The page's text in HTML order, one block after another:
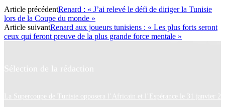
Article précédentRenard : « J’ai relevé le défi de diriger la Tunisie
lors de la Coupe du monde »
Article suivantRenard aux joueurs tunisiens : « Les plus forts seront
ceux qui feront preuve de la plus grande force mentale »
Sélection de la rédaction
La Supercoupe de Tunisie opposera l’Africain et l’Espérance le 31 janvier